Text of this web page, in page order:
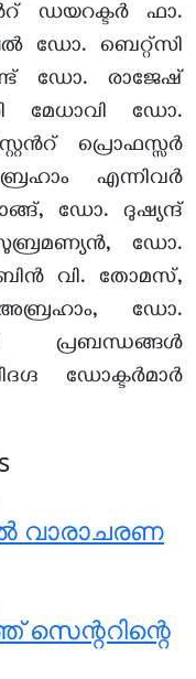
ഡയറക്ടര്‍ ഫാ.
ഡോ. ബെറ്റ്സി
ഡോ. രാജേഷ്
മേധാവി ഡോ.
പ്രൊഫസ്സര്‍
എന്നിവര്‍
ഡോ. ദുഷ്യന്ദ്
ഡോ.
വി. തോമസ്,
ഡോ.
പ്രബന്ധങ്ങള്‍
ഡോക്ടര്‍മാര്‍
വാരാചരണ